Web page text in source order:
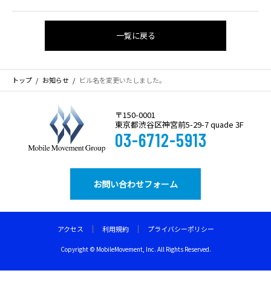
一覧に戻る
トップ お知らせ ビル名を変更いたしました。
〒150-0001
東京都渋谷区神宮前5-29-7 quade 3F
03-6712-5913
お問い合わせフォーム
アクセス 利用規約 プライバシーポリシー
Copyright © MobileMovement, Inc. All Rights Reserved.